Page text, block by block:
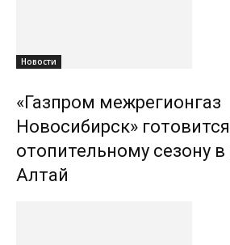
Новости
«Газпром межрегионгаз
Новосибирск»
отопительному сезону в
Алтай